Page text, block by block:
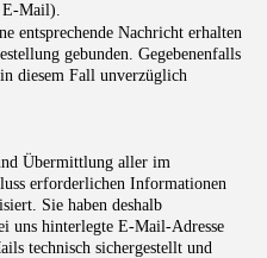
E-Mail).
entsprechende Nachricht erhalten
gebunden. Gegebenenfalls
diesem Fall unverzüglich
Übermittlung aller im
erforderlichen Informationen
Sie haben deshalb
uns hinterlegte E-Mail-Adresse
technisch sichergestellt und